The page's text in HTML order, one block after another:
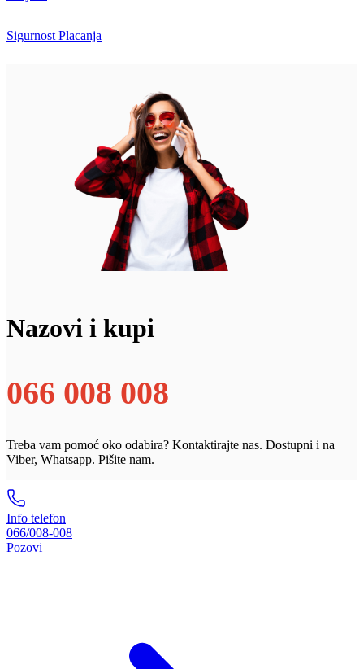
Sigurnost Placanja
Nazovi i kupi
066 008 008
Treba vam pomoć oko odabira? Kontaktirajte nas. Dostupni i na
Viber, Whatsapp. Pišite nam.
Info telefon
066/008-008
Pozovi